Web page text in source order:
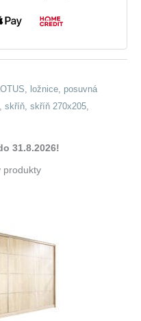
, ložnice, posuvná
, skříň, skříň 270x205,
31.8.2026!
produkty